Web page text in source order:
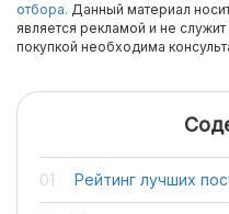
отбора. Данный материал
является рекламой и не
покупкой необходима
Рейтинг лучших